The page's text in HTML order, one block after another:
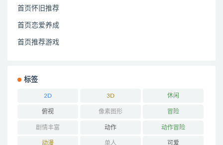
首页怀旧推荐
首页恋爱养成
首页推荐游戏
标签
2D 3D 休闲
俯视 像素图形 冒险
剧情丰富 动作 动作冒险
动漫 单人 可爱